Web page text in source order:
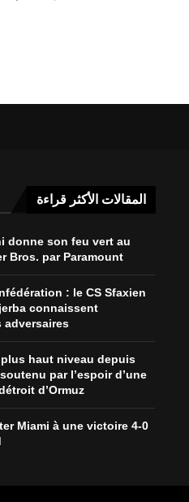
المقالات الأكثر قراءة
donne son feu vert au
Bros. par Paramount
: le CS Sfaxien
connaissent
adversaires
haut niveau depuis
par l’espoir d’une
d’Ormuz
Miami à une victoire 4-0